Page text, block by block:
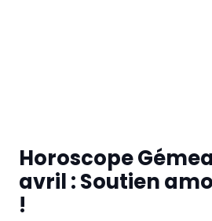
Horoscope
avril : Soutien
!